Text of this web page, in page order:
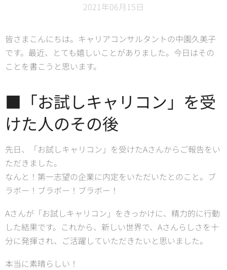
2021年06月15日
皆さまこんにちは。キャリアコンサルタントの中園久美子
です。最近、とても嬉しいことがありました。今日はその
ことを書こうと思います。
■「お試しキャリコン」を受
けた人のその後
先日、「お試しキャリコン」を受けたAさんからご報告をい
ただきました。
なんと！第一志望の企業に内定をいただいたとのこと。ブ
ラボー！ブラボー！ブラボー！
Aさんが「お試しキャリコン」をきっかけに、精力的に行動
した結果です。これから、新しい世界で、Aさんらしさを十
分に発揮され、ご活躍していただきたいと思いました。
本当に素晴らしい！